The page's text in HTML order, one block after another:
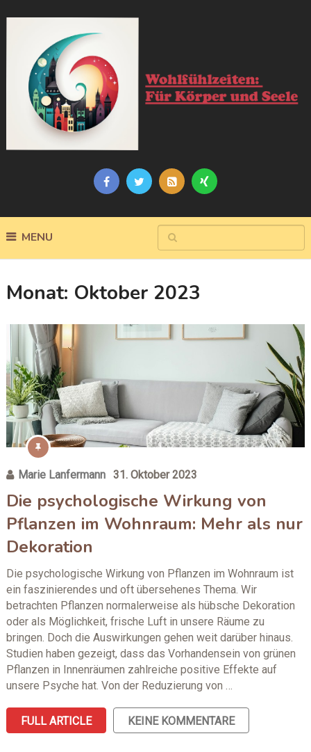
MENU
Monat: Oktober 2023
Marie Lanfermann 31. Oktober 2023
Die psychologische Wirkung von
Pflanzen im Wohnraum: Mehr als nur
Dekoration
Die psychologische Wirkung von Pflanzen im Wohnraum ist
ein faszinierendes und oft übersehenes Thema. Wir
betrachten Pflanzen normalerweise als hübsche Dekoration
oder als Möglichkeit, frische Luft in unsere Räume zu
bringen. Doch die Auswirkungen gehen weit darüber hinaus.
Studien haben gezeigt, dass das Vorhandensein von grünen
Pflanzen in Innenräumen zahlreiche positive Effekte auf
unsere Psyche hat. Von der Reduzierung von …
FULL ARTICLE KEINE KOMMENTARE